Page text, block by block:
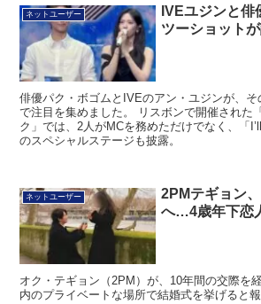
ネットユーザー
IVEユジンと
ツーショット
俳優パク・ボゴムとIVEのアン・ユジンが、
で注目を集めました。 リスボンで開催された
ク」では、2人がMCを務めただけでなく、「
のスペシャルステージも披露。
ネットユーザー
2PMテギョン
へ…4歳年下恋
オク・テギョン（2PM）が、10年間の交際を
内のプライベートな場所で結婚式を挙げると報